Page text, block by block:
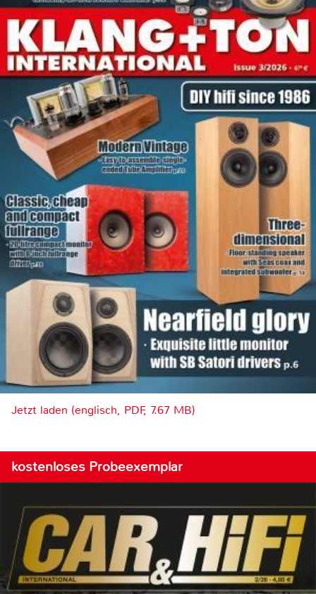
Jetzt laden (englisch, PDF, 7.67 MB)
kostenloses Probeexemplar